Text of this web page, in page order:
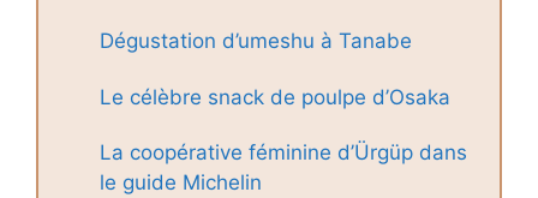
Dégustation d’umeshu à Tanabe
Le célèbre snack de poulpe d’Osaka
La coopérative féminine d’Ürgüp dans
le guide Michelin